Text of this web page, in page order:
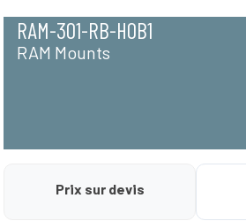
RAM-301-RB-HOB1
RAM Mounts
Prix sur devis